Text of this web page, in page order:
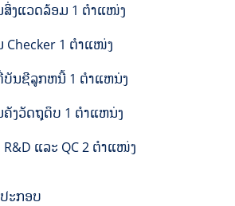
ສິ່ງແວດລ້ອມ 1 ຕຳແໜ່ງ
Checker 1 ຕໍາແໜ່ງ
ບັນຊີລູກຫນີ້ 1 ຕຳແຫນ່ງ
ຄັງວັດຖຸດິບ 1 ຕຳແຫນ່ງ
ແລະ QC 2 ຕຳແໜ່ງ
ະກອບ